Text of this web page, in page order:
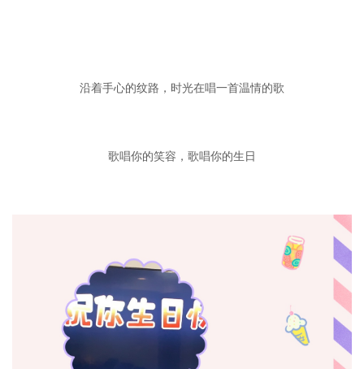
沿着手心的纹路，时光在唱一首温情的歌
歌唱你的笑容，歌唱你的生日